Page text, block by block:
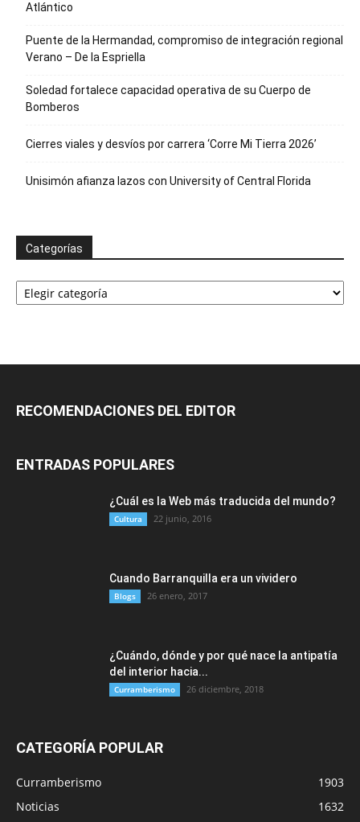
Atlántico
Puente de la Hermandad, compromiso de integración regional
Verano – De la Espriella
Soledad fortalece capacidad operativa de su Cuerpo de
Bomberos
Cierres viales y desvíos por carrera ‘Corre Mi Tierra 2026’
Unisimón afianza lazos con University of Central Florida
Categorías
Categorías
RECOMENDACIONES DEL EDITOR
ENTRADAS POPULARES
¿Cuál es la Web más traducida del mundo?
Cultura 22 junio, 2016
Cuando Barranquilla era un vividero
Blogs 26 enero, 2017
¿Cuándo, dónde y por qué nace la antipatía
del interior hacia...
Curramberismo 26 diciembre, 2018
CATEGORÍA POPULAR
Curramberismo
1903
Noticias
1632